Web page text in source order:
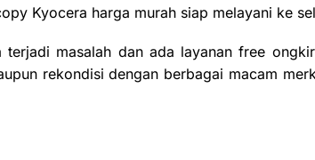
Kyocera harga murah siap melayani ke
masalah dan ada layanan free
rekondisi dengan berbagai macam